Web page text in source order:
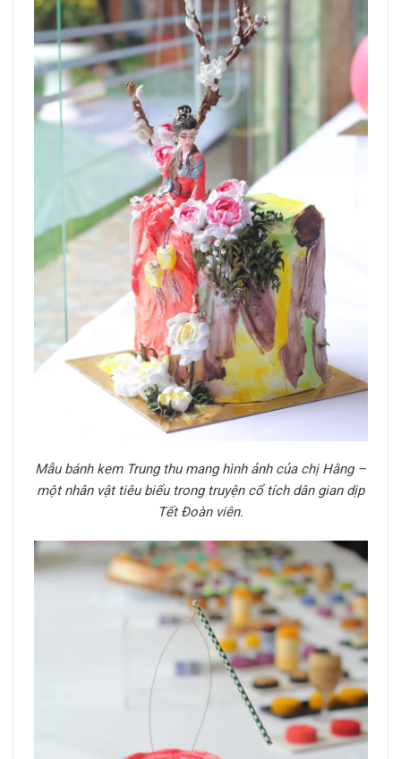
Mẫu bánh kem Trung thu mang hình ảnh của chị Hằng –
một nhân vật tiêu biểu trong truyện cổ tích dân gian dịp
Tết Đoàn viên.